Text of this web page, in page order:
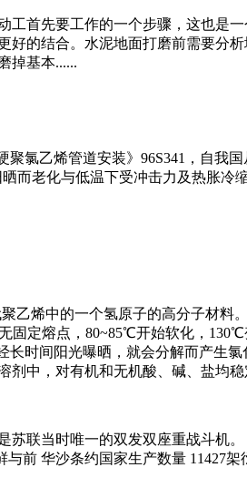
首先要工作的一个步骤，这也是
的结合。水泥地面打磨前需要分
掉基本......
聚氯乙烯管道安装》96S341，自我
老化与低温下受冲击力及热胀冷
乙烯中的一个氢原子的高分子材
固定熔点，80~85℃开始软化，
时间阳光曝晒，就会分解而产生
中，对有机和无机酸、碱、盐均
联当时唯一的双发双座重战斗机
前 华沙条约国家生产数量 11427架